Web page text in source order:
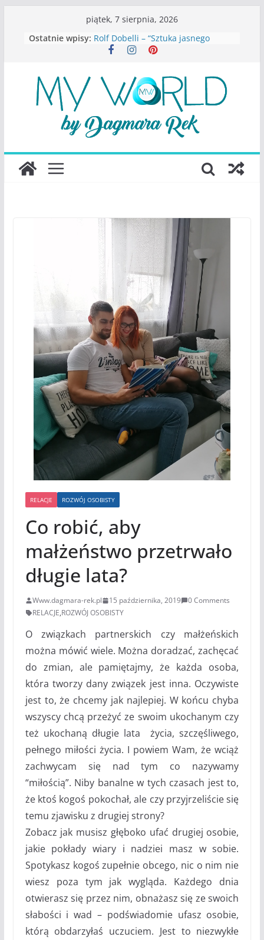
piątek, 7 sierpnia, 2026
Ostatnie wpisy: Rolf Dobelli – “Sztuka jasnego
myślenia”
Konstancina. Sekrety seksbiznesu”
Katarzyna Lewandowicz – Zanim
straciliśmy siebie
Judith Joseph – “Wysoko
funkcjonująca depresja”
S.Wynn-Williams – “Bezwzględni. O
największego portalu
RELACJE ROZWÓJ OSOBISTY
Co robić, aby
małżeństwo przetrwało
długie lata?
Www.dagmara-rek.pl 15 października, 2019
0 Comments
RELACJE,ROZWÓJ OSOBISTY
O związkach partnerskich czy małżeńskich
można mówić wiele. Można doradzać, zachęcać
do zmian, ale pamiętajmy, że każda osoba,
która tworzy dany związek jest inna. Oczywiste
jest to, że chcemy jak najlepiej. W końcu chyba
wszyscy chcą przeżyć ze swoim ukochanym czy
też ukochaną długie lata życia, szczęśliwego,
pełnego miłości życia. I powiem Wam, że wciąż
zachwycam się nad tym co nazywamy
“miłością”. Niby banalne w tych czasach jest to,
że ktoś kogoś pokochał, ale czy przyjrzeliście się
temu zjawisku z drugiej strony?
Zobacz jak musisz głęboko ufać drugiej osobie,
jakie pokłady wiary i nadziei masz w sobie.
Spotykasz kogoś zupełnie obcego, nic o nim nie
wiesz poza tym jak wygląda. Każdego dnia
otwierasz się przez nim, obnażasz się ze swoich
słabości i wad – podświadomie ufasz osobie,
którą obdarzyłaś uczuciem. Jest to niezwykłe